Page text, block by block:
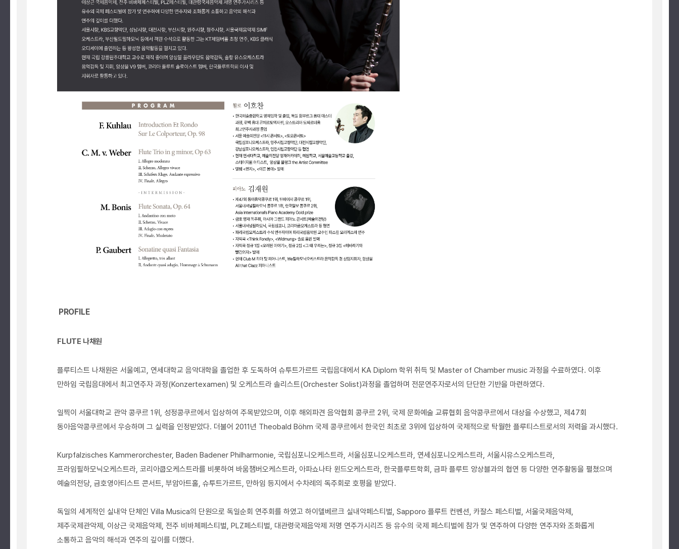
PROFILE
FLUTE 나채원
플루티스트 나채원은 서울예고, 연세대학교 음악대학을 졸업한 후 도독하여 슈투트가르트 국립음대에서 KA Diplom 학위 취득 및 Master of Chamber music 과정을 수료하였다. 이후
만하임 국립음대에서 최고연주자 과정(Konzertexamen) 및 오케스트라 솔리스트(Orchester Solist)과정을 졸업하며 전문연주자로서의 단단한 기반을 마련하였다.
일찍이 서울대학교 관악 콩쿠르 1위, 성정콩쿠르에서 입상하여 주목받았으며, 이후 해외파견 음악협회 콩쿠르 2위, 국제 문화예술 교류협회 음악콩쿠르에서 대상을 수상했고, 제47회
동아음악콩쿠르에서 우승하며 그 실력을 인정받았다. 더불어 2011년 Theobald Böhm 국제 콩쿠르에서 한국인 최초로 3위에 입상하여 국제적으로 탁월한 플루티스트로서의 저력을 과시했다.
Kurpfalzisches Kammerorchester, Baden Badener Philharmonie, 국립심포니오케스트라, 서울심포니오케스트라, 연세심포니오케스트라, 서울시유스오케스트라,
프라임필하모닉오케스트라, 코리아쿱오케스트라를 비롯하여 바움챔버오케스트라, 아파쇼나타 윈드오케스트라, 한국플루트학회, 금파 플루트 앙상블과의 협연 등 다양한 연주활동을 펼쳤으며
예술의전당, 금호영아티스트 콘서트, 부암아트홀, 슈투트가르트, 만하임 등지에서 수차례의 독주회로 호평을 받았다.
독일의 세계적인 실내악 단체인 Villa Musica의 단원으로 독일순회 연주회를 하였고 하이델베르크 실내악페스티벌, Sapporo 플루트 컨벤션, 카잘스 페스티벌, 서울국제음악제,
제주국제관악제, 이상근 국제음악제, 전주 비바체페스티벌, PLZ페스티벌, 대관령국제음악제 저명 연주가시리즈 등 유수의 국제 페스티벌에 참가 및 연주하여 다양한 연주자와 조화롭게
소통하고 음악의 해석과 연주의 깊이를 더했다.